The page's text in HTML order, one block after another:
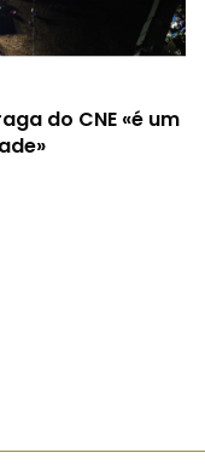
do CNE «é um